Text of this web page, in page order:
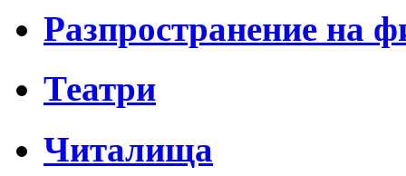
Разпространение на
Театри
Читалища